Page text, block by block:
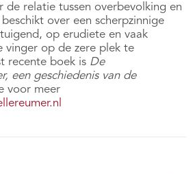
de relatie tussen overbevolking en
over een scherpzinnige
op erudiete en vaak
vinger op de zere plek te
recente boek is De
een geschiedenis van de
voor meer